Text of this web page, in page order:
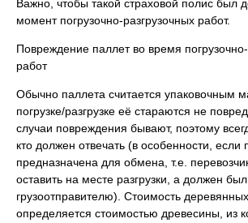
Важно, чтобы такой страховой полис был
момент погрузочно-разгрузочных работ.
Повреждение паллет во время
работ
Обычно паллета считается упаковочным
погрузке/разгрузке её стараются не
случаи повреждения бывают, поэтому
кто должен отвечать (в особенности, если
предназначена для обмена, т.е.
оставить на месте разгрузки, а должен
грузоотправителю). Стоимость
определяется стоимостью древесины, из